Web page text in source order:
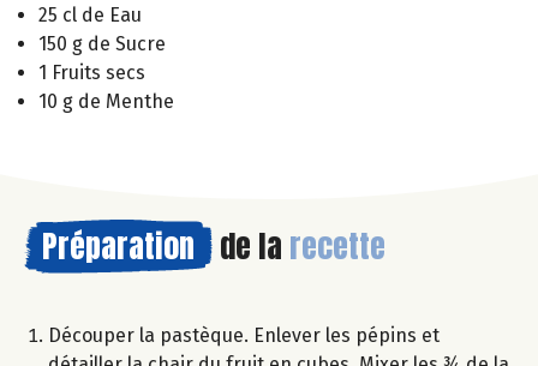
25 cl de Eau
150 g de Sucre
1 Fruits secs
10 g de Menthe
Préparation de la recette
Découper la pastèque. Enlever les pépins et